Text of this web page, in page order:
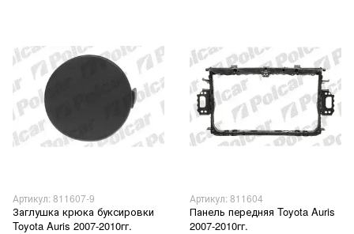
Артикул: 811607-9
Заглушка крюка буксировки
Toyota Auris 2007-2010гг.
Артикул: 811604
Панель передняя Toyota Auris
2007-2010гг.